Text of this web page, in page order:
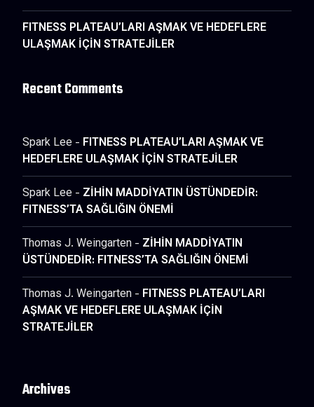
FITNESS PLATEAU’LARI AŞMAK VE HEDEFLERE
ULAŞMAK İÇİN STRATEJİLER
Recent Comments
Spark Lee - FITNESS PLATEAU’LARI AŞMAK VE
HEDEFLERE ULAŞMAK İÇİN STRATEJİLER
Spark Lee - ZİHİN MADDİYATIN ÜSTÜNDEDİR:
FITNESS’TA SAĞLIĞIN ÖNEMİ
Thomas J. Weingarten - ZİHİN MADDİYATIN
ÜSTÜNDEDİR: FITNESS’TA SAĞLIĞIN ÖNEMİ
Thomas J. Weingarten - FITNESS PLATEAU’LARI
AŞMAK VE HEDEFLERE ULAŞMAK İÇİN
STRATEJİLER
Archives